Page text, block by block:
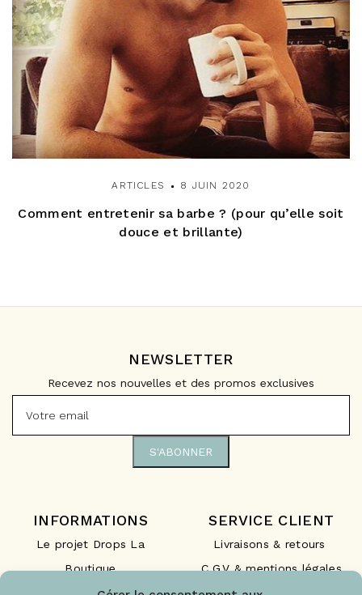
ARTICLES 8 JUIN 2020
Comment entretenir sa barbe ? (pour qu’elle soit
douce et brillante)
INFORMATIONS
Le projet Drops La
Boutique
SERVICE CLIENT
Livraisons & retours
C.G.V & mentions légales
NEWSLETTER
Recevez nos nouvelles et des promos exclusives